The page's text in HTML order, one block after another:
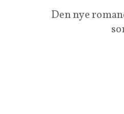
Den nye